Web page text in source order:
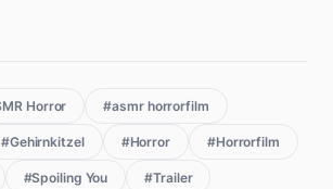
Horror #asmr horrorfilm
#Gehirnkitzel #Horror #Horrorfilm
#Spoiling You #Trailer